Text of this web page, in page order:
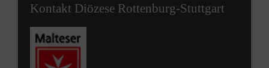
Kontakt Diözese Rottenburg-Stuttgart